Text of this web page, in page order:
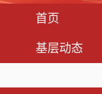
首页
基层动态